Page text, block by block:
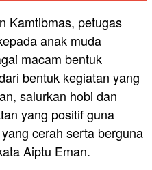
Kamtibmas, petugas
anak muda
macam bentuk
bentuk kegiatan yang
salurkan hobi dan
yang positif guna
cerah serta berguna
Aiptu Eman.